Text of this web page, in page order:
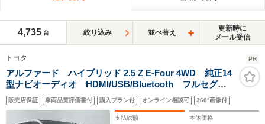
4,735 台 絞り込み 並べ替え
更新時に
メール受信
トヨタ PR
アルファード ハイブリッド 2.5 Z E-Four 4WD 純正14
型ナビオーディオ HDMI/USB/Bluetooth フルセグ
TV 全方位カメラ ブラックレザーシート サンルー
フ デジタルインナーミラー 両側パワースライドド
ア パワーバックドア
販売店保証 車両品質評価書付 購入プラン付 オンライン相談可 360°画像付
支払総額 本体価格